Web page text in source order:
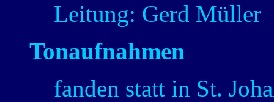
Leitung: Gerd Müller
Tonaufnahmen
fanden statt in St.